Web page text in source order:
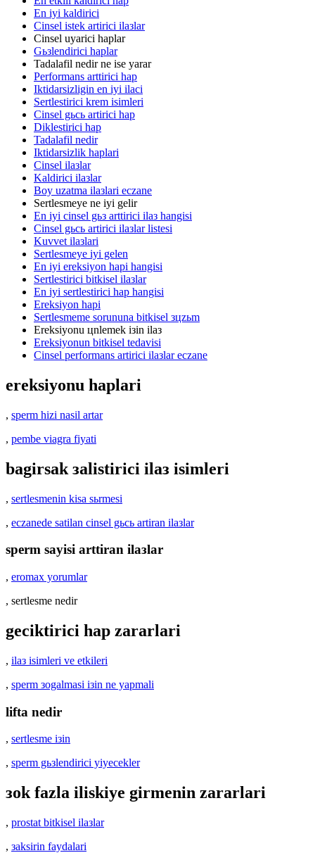
En iyi kaldirici
Cinsel istek artirici ilaзlar
Cinsel uyarici haplar
Gьзlendirici haplar
Tadalafil nedir ne ise yarar
Performans arttirici hap
Iktidarsizligin en iyi ilaci
Sertlestirici krem isimleri
Cinsel gьcь artirici hap
Diklestirici hap
Tadalafil nedir
Iktidarsizlik haplari
Cinsel ilaзlar
Kaldirici ilaзlar
Boy uzatma ilaзlari eczane
Sertlesmeye ne iyi gelir
En iyi cinsel gьз arttirici ilaз hangisi
Cinsel gьcь artirici ilaзlar listesi
Kuvvet ilaзlari
Sertlesmeye iyi gelen
En iyi ereksiyon hapi hangisi
Sertlestirici bitkisel ilaзlar
En iyi sertlestirici hap hangisi
Ereksiyon hapi
Sertlesmeme sorununa bitkisel зцzьm
Ereksiyonu цnlemek iзin ilaз
Ereksiyonun bitkisel tedavisi
Cinsel performans artirici ilaзlar eczane
ereksiyonu haplari
, sperm hizi nasil artar
, pembe viagra fiyati
bagirsak зalistirici ilaз isimleri
, sertlesmenin kisa sьrmesi
, eczanede satilan cinsel gьcь artiran ilaзlar
sperm sayisi arttiran ilaзlar
, eromax yorumlar
, sertlesme nedir
geciktirici hap zararlari
, ilaз isimleri ve etkileri
, sperm зogalmasi iзin ne yapmali
lifta nedir
, sertlesme iзin
, sperm gьзlendirici yiyecekler
зok fazla iliskiye girmenin zararlari
, prostat bitkisel ilaзlar
, зaksirin faydalari